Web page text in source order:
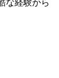
な経験から